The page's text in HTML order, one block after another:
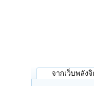
จากเว็บพลัง